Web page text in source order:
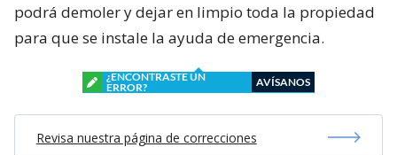
podrá demoler y dejar en limpio toda la propiedad
para que se instale la ayuda de emergencia.
¿ENCONTRASTE UN
ERROR?
AVÍSANOS
Revisa nuestra página de correcciones